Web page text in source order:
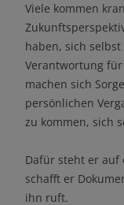
Viele kommen
haben, sich
Verantwortung
machen sich
persönlichen
zu kommen, sich
Dafür steht er auf
schafft er
ihn ruft.